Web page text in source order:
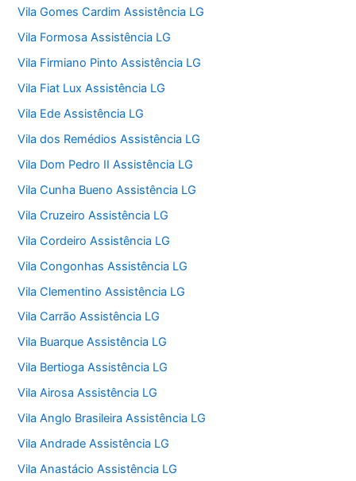
Vila Gomes Cardim Assistência LG
Vila Formosa Assistência LG
Vila Firmiano Pinto Assistência LG
Vila Fiat Lux Assistência LG
Vila Ede Assistência LG
Vila dos Remédios Assistência LG
Vila Dom Pedro II Assistência LG
Vila Cunha Bueno Assistência LG
Vila Cruzeiro Assistência LG
Vila Cordeiro Assistência LG
Vila Congonhas Assistência LG
Vila Clementino Assistência LG
Vila Carrão Assistência LG
Vila Buarque Assistência LG
Vila Bertioga Assistência LG
Vila Airosa Assistência LG
Vila Anglo Brasileira Assistência LG
Vila Andrade Assistência LG
Vila Anastácio Assistência LG